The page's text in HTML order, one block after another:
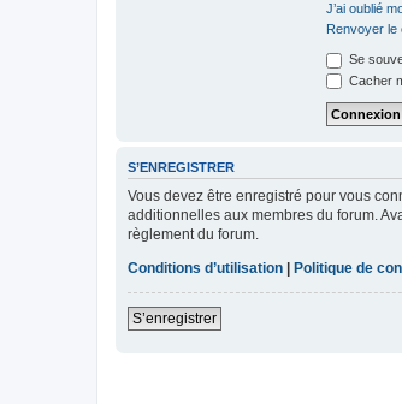
J’ai oublié
Renvoyer le
Se
Cacher
S’ENREGISTRER
Vous devez être enregistré pour vous
additionnelles aux membres du forum.
règlement du forum.
Conditions d’utilisation | Politique de
S’enregistrer